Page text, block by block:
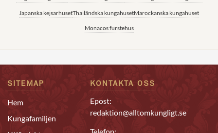
Japanska kejsarhusetThailändska kungahusetMarockanska kungahuset
Monacos furstehus
SITEMAP
Hem
Kungafamiljen
KONTAKTA OSS
Epost:
redaktion@alltomkungligt.se